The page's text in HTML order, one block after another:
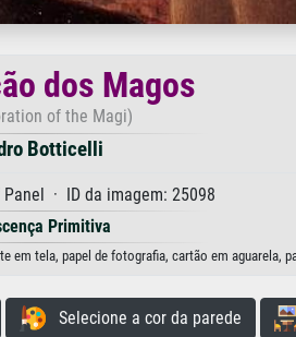
dos Magos
of the Magi)
Botticelli
· ID da imagem: 25098
Primitiva
tela, papel de fotografia, cartão em aguarela,
Selecione a cor da parede